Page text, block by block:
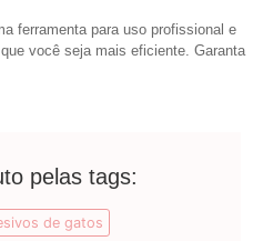
ferramenta para uso profissional e
você seja mais eficiente. Garanta
pelas tags:
de gatos